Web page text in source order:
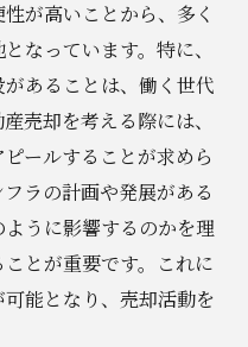
メリット比較
条件提示
の投資戦略
益を最大化する方法
最大化するプロフェ
専門知識を活用する
信頼の構築
が高いことから、多く
なっています。特に、
あることは、働く世代
売却を考える際には、
ールすることが求めら
ラの計画や発展がある
うに影響するのかを理
とが重要です。これに
能となり、売却活動を